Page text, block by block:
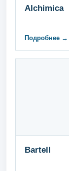
Alchimica
Подробнее →
Bartell